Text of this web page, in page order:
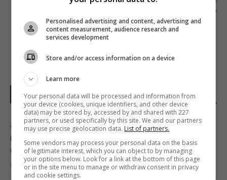
КІБЕРБУЛІНГ НА HBO
НОВИНИ УКРАЇНИ І СВІТУ
8 серпня: церковне свято сьогодні, що
потрібно зробити, щоб здійснилося
бажання
06:30 субота, 08 серпня 2026
Personalised advertising and content, advertising and
content measurement, audience research and
services development
Store and/or access information on a device
Learn more
Your personal data will be processed and information from
your device (cookies, unique identifiers, and other device
data) may be stored by, accessed by and shared with 227
partners, or used specifically by this site. We and our partners
may use precise geolocation data. List of partners.
Some vendors may process your personal data on the basis
of legitimate interest, which you can object to by managing
your options below. Look for a link at the bottom of this page
or in the site menu to manage or withdraw consent in privacy
and cookie settings.